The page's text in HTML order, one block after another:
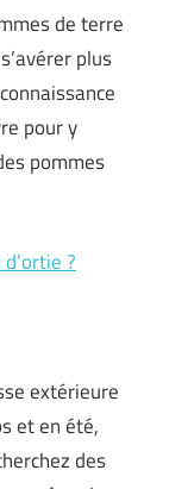
de terre
plus
pour y
pommes
?
extérieure
et en été,
des